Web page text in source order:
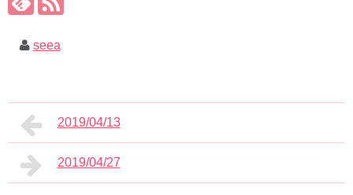
seea
2019/04/13
2019/04/27